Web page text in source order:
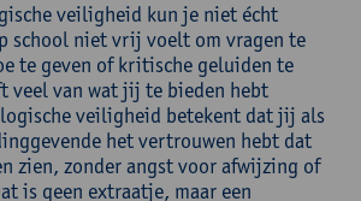
veiligheid kun je niet écht
school niet vrij voelt om vragen te
te geven of kritische geluiden te
veel van wat jij te bieden hebt
veiligheid betekent dat jij als
het vertrouwen hebt dat
zien, zonder angst voor afwijzing of
is geen extraatje, maar een